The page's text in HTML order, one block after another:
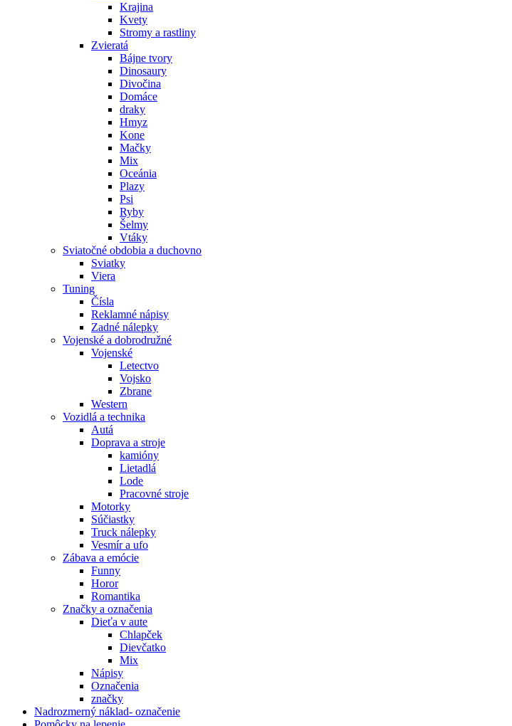
Krajina
Kvety
Stromy a rastliny
Zvieratá
Bájne tvory
Dinosaury
Divočina
Domáce
draky
Hmyz
Kone
Mačky
Mix
Oceánia
Plazy
Psi
Ryby
Šelmy
Vtáky
Sviatočné obdobia a duchovno
Sviatky
Viera
Tuning
Čísla
Reklamné nápisy
Zadné nálepky
Vojenské a dobrodružné
Vojenské
Letectvo
Vojsko
Zbrane
Western
Vozidlá a technika
Autá
Doprava a stroje
kamióny
Lietadlá
Lode
Pracovné stroje
Motorky
Súčiastky
Truck nálepky
Vesmír a ufo
Zábava a emócie
Funny
Horor
Romantika
Značky a označenia
Dieťa v aute
Chlapček
Dievčatko
Mix
Nápisy
Označenia
značky
Nadrozmerný náklad- označenie